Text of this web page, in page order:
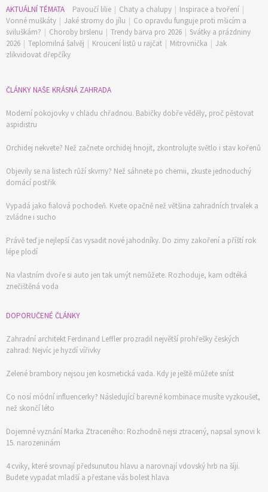
Objednat >
AKTUÁLNÍ TÉMATA Pavoučí lilie | Chaty a chalupy | Inspirace a tvoření |
Vonné muškáty | Jaké stromy do jílu | Co opravdu funguje proti mšicím a
sviluškám? | Choroby brslenu | Trendy barva pro 2026 | Svátky a prázdniny
2026 | Teplomilná šalvěj | Kroucení listů u rajčat | Mitrovnička | Jak
zlikvidovat dřepčíky
ČLÁNKY NAŠE KRÁSNÁ ZAHRADA
Moderní pokojovky v chladu chřadnou. Babičky dobře věděly, proč pěstovat
aspidistru
Orchidej nekvete? Než začnete orchidej hnojit, zkontrolujte světlo i stav kořenů
Objevily se na listech růží skvrny? Než sáhnete po chemii, zkuste jednoduchý
domácí postřik
Vypadá jako fialová pochodeň. Kvete opačně než většina zahradních trvalek a
zvládne i sucho
Právě teď je nejlepší čas vysadit nové jahodníky. Do zimy zakoření a příští rok
lépe plodí
Na vlastním dvoře si auto jen tak umýt nemůžete. Rozhoduje, kam odtéká
znečištěná voda
DOPORUČENÉ ČLÁNKY
Zahradní architekt Ferdinand Leffler prozradil největší prohřešky českých
zahrad: Nejvíc je hyzdí vířivky
Zelené brambory nejsou jen kosmetická vada. Kdy je ještě můžete sníst
Co nosí módní influencerky? Následující barevné kombinace musíte vyzkoušet,
než skončí léto
Dojemné vyznání Marka Ztraceného: Rozhodně nejsi ztracený, napsal synovi k
15. narozeninám
4 cviky, které srovnají předsunutou hlavu a narovnají vdovský hrb na šíji.
Budete vypadat mladší a přestane vás bolest hlava